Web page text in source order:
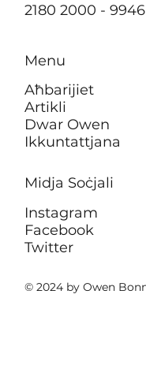
© 2024 by Owen
2180 2000 -
Menu
Aħbarijiet
Artikli
Dwar Owen
Ikkuntattjana
Midja Soċjali
Instagram
Facebook
Twitter